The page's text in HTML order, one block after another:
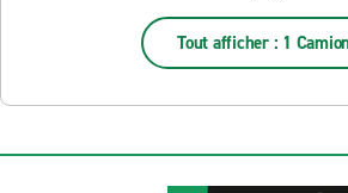
Tout afficher : 1